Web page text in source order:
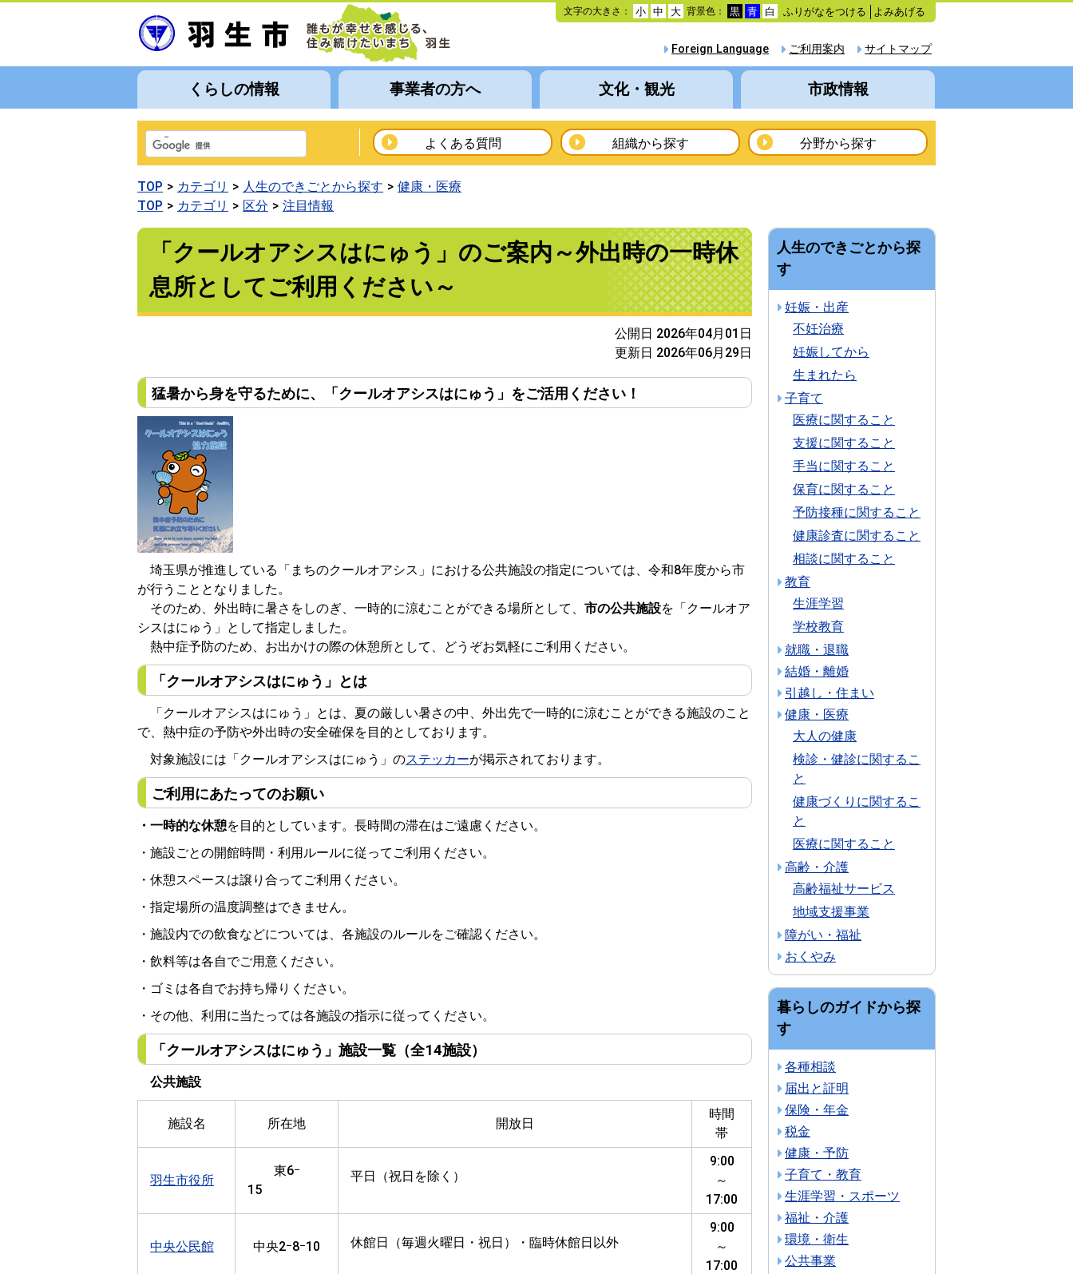
本
文
動
文字の大きさ： 小 中 大 背景色： 黒 青 白 ふりがなをつける よみあげる
サイトマップ
ご利用案内
Foreign Language
くらしの情報 事業者の方へ 文化・観光 市政情報
よくある質問 組織から探す 分野から探す
TOP カテゴリ 人生のできごとから探す
健康・医療
TOP
カテゴリ 区分 注目情報
「クールオアシスはにゅう」のご案内～外出時の一時休
息所としてご利用ください～
公開日 2026年04月01日
更新日 2026年06月29日
猛暑から身を守るために、「クールオアシスはにゅう」をご活用ください！
埼玉県が推進している「まちのクールオアシス」における公共施設の指定については、令和8年度から市
が行うこととなりました。
そのため、外出時に暑さをしのぎ、一時的に涼むことができる場所として、 市の公共施設を「クールオア
シスはにゅう」として指定しました。
熱中症予防のため、お出かけの際の休憩所として、どうぞお気軽にご利用ください。
「クールオアシスはにゅう」とは
「クールオアシスはにゅう」とは、夏の厳しい暑さの中、外出先で一時的に涼むことができる施設のこと
で、熱中症の予防や外出時の安全確保を目的としております。
対象施設には「クールオアシスはにゅう」のステッカーが掲示されております。
ご利用にあたってのお願い
・一時的な休憩を目的としています。長時間の滞在はご遠慮ください。
・施設ごとの開館時間・利用ルールに従ってご利用ください。
・休憩スペースは譲り合ってご利用ください。
・指定場所の温度調整はできません。
・施設内での飲食などについては、各施設のルールをご確認ください。
・飲料等は各自でご用意ください。
・ゴミは各自でお持ち帰りください。
・その他、利用に当たっては各施設の指示に従ってください。
「クールオアシスはにゅう」施設一覧（全14施設）
公共施設
施設名 所在地 開放日
時間
帯
羽生市役所
東6ｰ
15
平日（祝日を除く）
9:00
～
17:00
中央公民館 中央2ｰ8ｰ10 休館日（毎週火曜日・祝日）・臨時休館日以外
9:00
～
17:00
人生のできごとから探
す
妊娠・出産
不妊治療
妊娠してから
生まれたら
子育て
医療に関すること
支援に関すること
手当に関すること
保育に関すること
予防接種に関すること
健康診査に関すること
相談に関すること
教育
生涯学習
学校教育
就職・退職
結婚・離婚
引越し・住まい
健康・医療
大人の健康
検診・健診に関するこ
と
健康づくりに関するこ
と
医療に関すること
高齢・介護
高齢福祉サービス
地域支援事業
障がい・福祉
おくやみ
暮らしのガイドから探
す
各種相談
届出と証明
保険・年金
税金
健康・予防
子育て・教育
生涯学習・スポーツ
福祉・介護
環境・衛生
公共事業